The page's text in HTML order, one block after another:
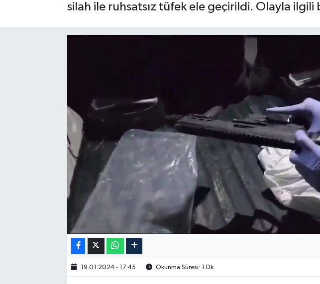
silah ile ruhsatsız tüfek ele geçirildi. Olayla ilgili
19.01.2024 - 17:45 Okunma Süresi: 1 Dk